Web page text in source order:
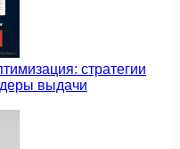
стратегии
выдачи